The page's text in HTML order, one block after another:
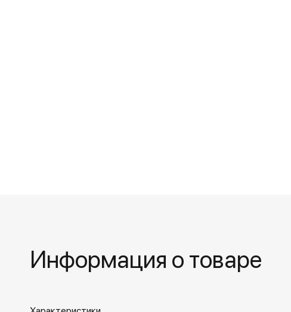
Информация о товаре